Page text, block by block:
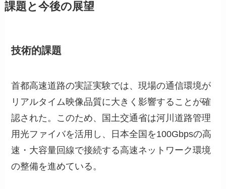
課題と今後の展望
技術的課題
首都高速道路の実証実験では、現場の通信環境が
リアルタイム映像品質に大きく影響することが確
認された。このため、国土交通省は河川道路管理
用光ファイバを活用し、日本全国を100Gbpsの高
速・大容量回線で接続する高速ネットワーク環境
の整備を進めている。